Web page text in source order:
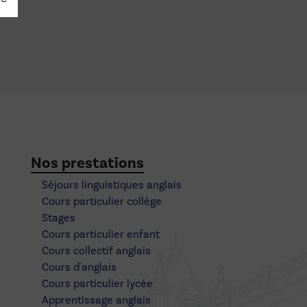
Nos prestations
Séjours linguistiques anglais
Cours particulier collège
Stages
Cours particulier enfant
Cours collectif anglais
Cours d'anglais
Cours particulier lycée
Apprentissage anglais